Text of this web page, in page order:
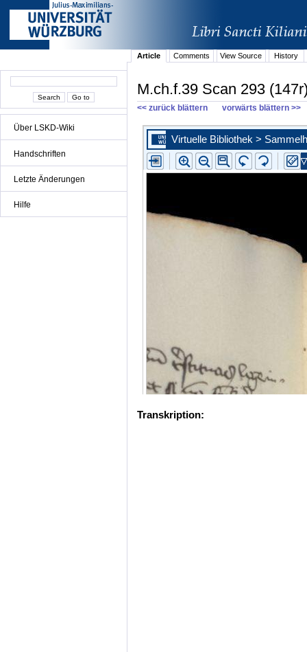
Über LSKD-Wiki
Handschriften
Letzte Änderungen
Hilfe
Article Comments View Source History
M.ch.f.39 Scan 293
<< zurück blättern vorwärts blättern >>
Transkription: